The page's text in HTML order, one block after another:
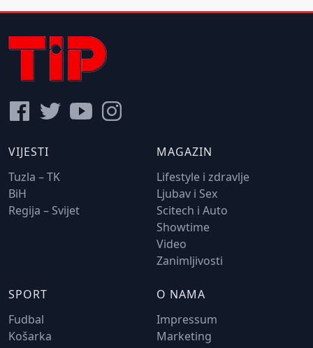
VIJESTI
Tuzla – TK
BiH
Regija – Svijet
MAGAZIN
Lifestyle i zdravlje
Ljubav i Sex
Scitech i Auto
Showtime
Video
Zanimljivosti
SPORT
Fudbal
Košarka
O NAMA
Impressum
Marketing